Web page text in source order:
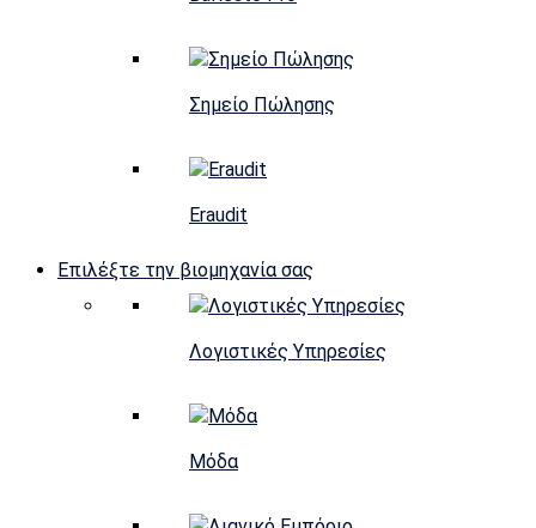
Σημείο Πώλησης
Eraudit
Επιλέξτε την βιομηχανία σας
Λογιστικές Υπηρεσίες
Μόδα